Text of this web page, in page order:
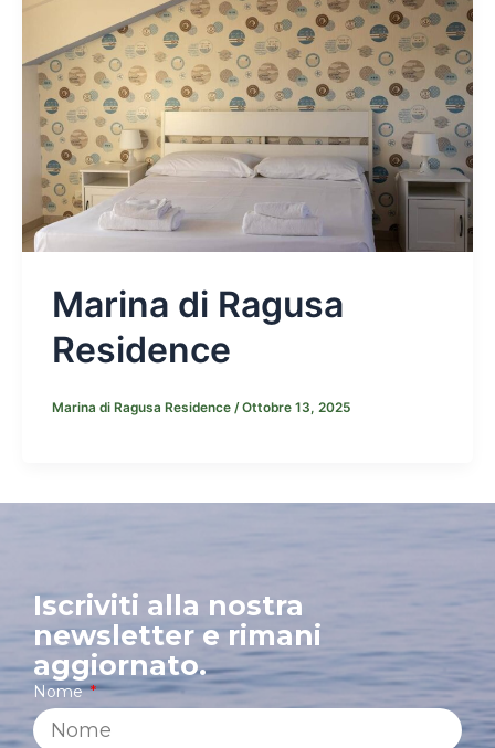
Marina di Ragusa
Residence
Marina di Ragusa Residence /Ottobre 13, 2025
Iscriviti alla nostra
newsletter e rimani
aggiornato.
Nome